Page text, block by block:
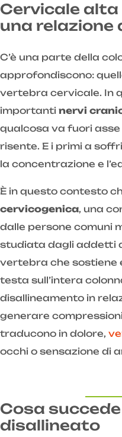
Cervicale alta
una relazione
C’è una parte della
approfondiscono:
vertebra cervicale. In
importanti nervi
qualcosa va fuori asse
risente. E i primi a
la concentrazione e
È in questo contesto
cervicogenica, una
dalle persone comuni
studiata dagli addetti
vertebra che sostiene
testa sull’intera
disallineamento in
generare
traducono in dolore,
occhi o sensazione di
Cosa
disallineato